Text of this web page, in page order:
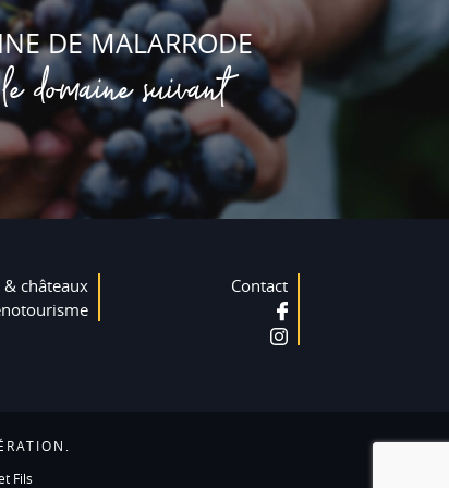
DE MALARRODE
domaine suivant
& châteaux
Contact
Fils